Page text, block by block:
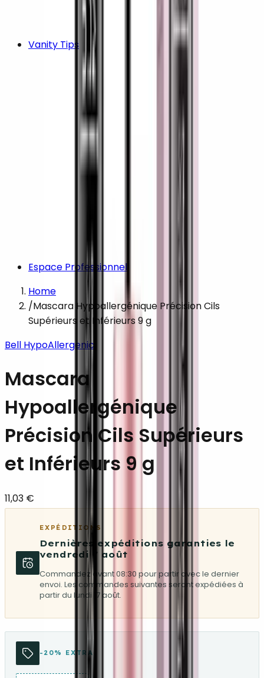
Vanity Tips
Espace Professionnel
Home
/Mascara Hypoallergénique Précision Cils
Supérieurs et Inférieurs 9 g
Bell HypoAllergenic
Mascara
Hypoallergénique
Précision Cils Supérieurs
et Inférieurs 9 g
11,03 €
EXPÉDITIONS
Dernières expéditions garanties le
vendredi 7 août
Commandez avant 08:30 pour partir avec le dernier
envoi. Les commandes suivantes seront expédiées à
partir du lundi 17 août.
-20% EXTRA